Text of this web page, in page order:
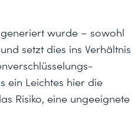
wurde – sowohl
setzt dies ins Verhältnis
ein Leichtes hier die
Risiko, eine ungeeignete